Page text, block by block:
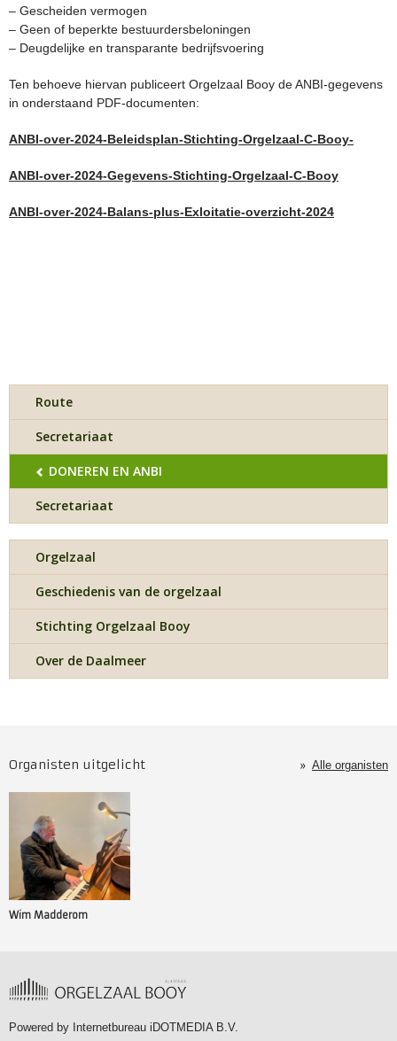
– Gescheiden vermogen
– Geen of beperkte bestuurdersbeloningen
– Deugdelijke en transparante bedrijfsvoering
Ten behoeve hiervan publiceert Orgelzaal Booy de ANBI-gegevens
in onderstaand PDF-documenten:
ANBI-over-2024-Beleidsplan-Stichting-Orgelzaal-C-Booy-
ANBI-over-2024-Gegevens-Stichting-Orgelzaal-C-Booy
ANBI-over-2024-Balans-plus-Exloitatie-overzicht-2024
Route
Secretariaat
DONEREN EN ANBI
Secretariaat
Orgelzaal
Geschiedenis van de orgelzaal
Stichting Orgelzaal Booy
Over de Daalmeer
Organisten uitgelicht Alle organisten
Wim Madderom
Powered by Internetbureau iDOTMEDIA B.V.